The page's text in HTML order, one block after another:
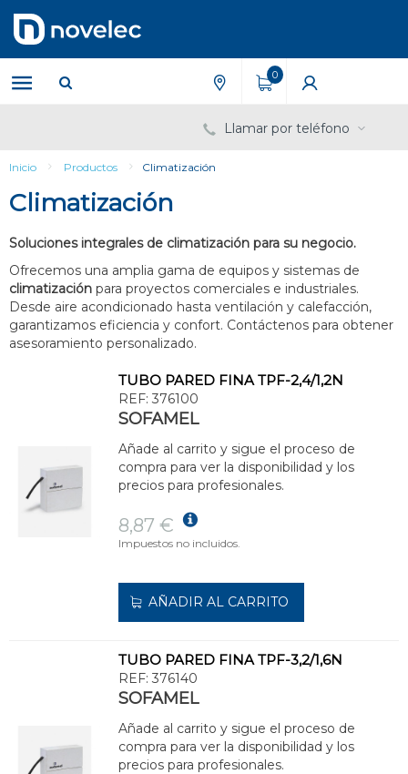
contenido
menú
de
navegación
0
Llamar por teléfono
Inicio Productos Climatización
Climatización
Soluciones integrales de climatización para su negocio.
Ofrecemos una amplia gama de equipos y sistemas de
climatización para proyectos comerciales e industriales.
Desde aire acondicionado hasta ventilación y calefacción,
garantizamos eficiencia y confort. Contáctenos para obtener
asesoramiento personalizado.
TUBO PARED FINA TPF-2,4/1,2N
REF: 376100
SOFAMEL
Añade al carrito y sigue el proceso de
compra para ver la disponibilidad y los
precios para profesionales.
8,87 €
Impuestos no incluidos.
AÑADIR AL CARRITO
TUBO PARED FINA TPF-3,2/1,6N
REF: 376140
SOFAMEL
Añade al carrito y sigue el proceso de
compra para ver la disponibilidad y los
precios para profesionales.